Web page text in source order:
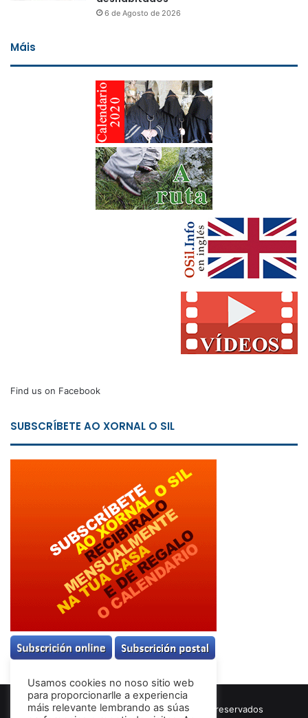
6 de Agosto de 2026
Máis
Find us on Facebook
SUBSCRÍBETE AO XORNAL O SIL
© Copyright 2026, Todos los derechos reservados
Usamos cookies no noso sitio web
para proporcionarlle a experiencia
máis relevante lembrando as súas